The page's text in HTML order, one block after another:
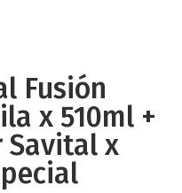
Fusión
x 510ml +
Savital x